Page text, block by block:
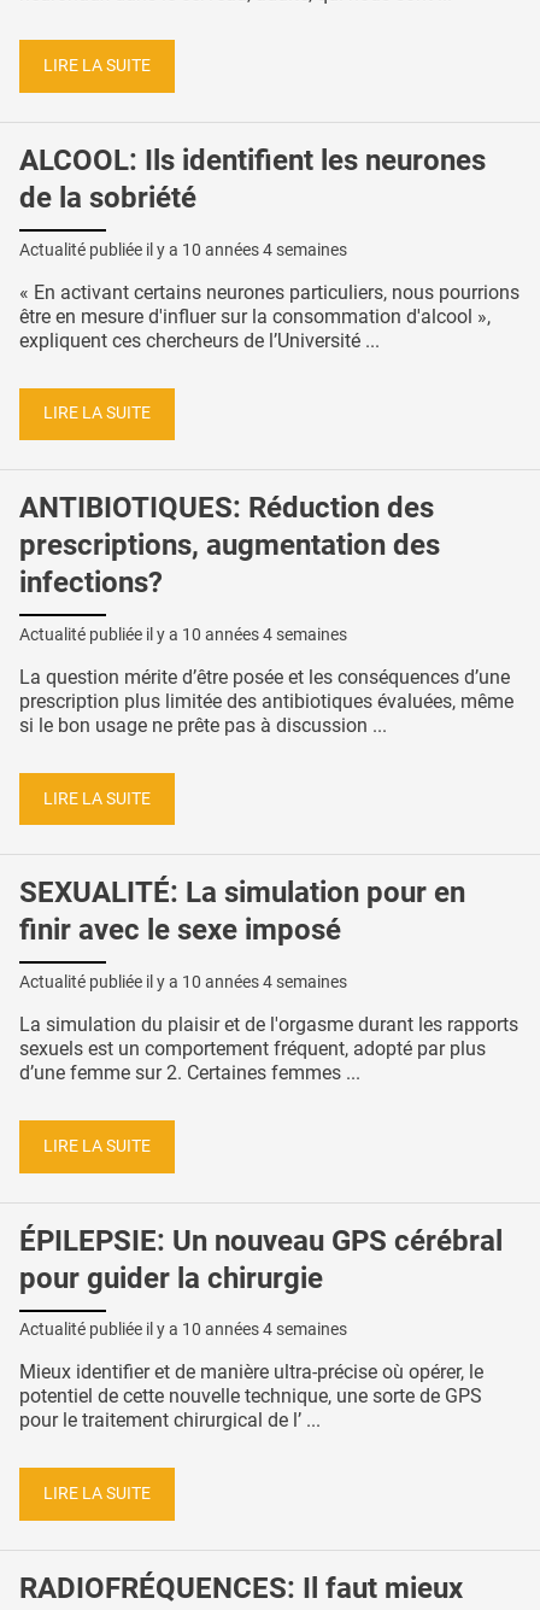
LIRE LA SUITE
ALCOOL: Ils identifient les neurones
de la sobriété
Actualité publiée il y a 10 années 4 semaines
« En activant certains neurones particuliers, nous pourrions
être en mesure d'influer sur la consommation d'alcool »,
expliquent ces chercheurs de l’Université ...
LIRE LA SUITE
ANTIBIOTIQUES: Réduction des
prescriptions, augmentation des
infections?
Actualité publiée il y a 10 années 4 semaines
La question mérite d’être posée et les conséquences d’une
prescription plus limitée des antibiotiques évaluées, même
si le bon usage ne prête pas à discussion ...
LIRE LA SUITE
SEXUALITÉ: La simulation pour en
finir avec le sexe imposé
Actualité publiée il y a 10 années 4 semaines
La simulation du plaisir et de l'orgasme durant les rapports
sexuels est un comportement fréquent, adopté par plus
d’une femme sur 2. Certaines femmes ...
LIRE LA SUITE
ÉPILEPSIE: Un nouveau GPS cérébral
pour guider la chirurgie
Actualité publiée il y a 10 années 4 semaines
Mieux identifier et de manière ultra-précise où opérer, le
potentiel de cette nouvelle technique, une sorte de GPS
pour le traitement chirurgical de l’ ...
LIRE LA SUITE
RADIOFRÉQUENCES: Il faut mieux